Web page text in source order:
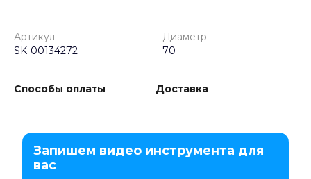
Артикул
SK-00134272
Диаметр
70
Способы оплаты Доставка
Запишем видео инструмента для
вас